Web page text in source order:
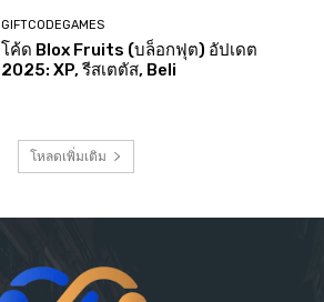
GIFTCODEGAMES
โค้ด Blox Fruits (บล็อกฟุต) อัปเดต
2025: XP, รีสเตตัส, Beli
โหลดเพิ่มเติม